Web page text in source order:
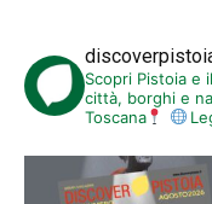
Scopri Pistoia e
città, borghi e
Toscana